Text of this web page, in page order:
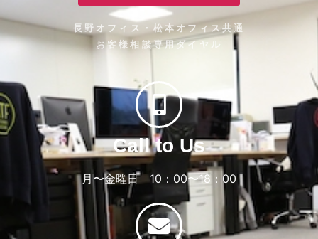
長野オフィス・松本オフィス共通
お客様相談専用ダイヤル
Call to Us
月〜金曜日 10：00〜18：00